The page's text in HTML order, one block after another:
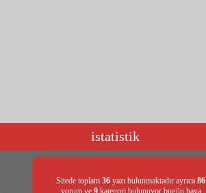
istatistik
Sitede toplam 36 yazı bulunmaktadır ayrıca 86
yorum ve 9kategori bulunuyor bugün hava